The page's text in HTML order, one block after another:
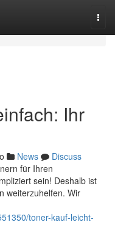
Ihr
News
Discuss
für Ihren
sein! Deshalb ist
weiterzuhelfen. Wir
toner-kauf-leicht-